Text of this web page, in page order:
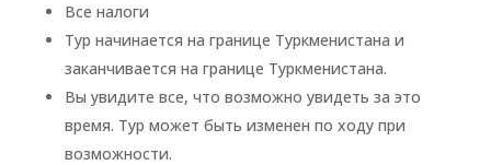
Все налоги
Тур начинается на границе Туркменистана и
заканчивается на границе Туркменистана.
Вы увидите все, что возможно увидеть за это
время. Тур может быть изменен по ходу при
возможности.